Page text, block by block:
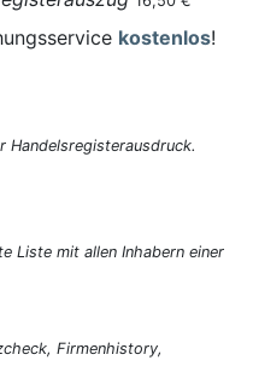
kostenlos!
Liste mit allen Inhabern einer
Firmenhistory,